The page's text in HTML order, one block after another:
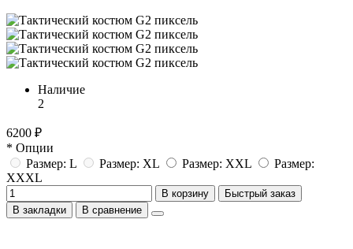
Наличие
2
6200 ₽
* Опции
Размер: L
Размер: XL Размер: XXL
Размер:
XXXL
В корзину
Быстрый заказ
В закладки
В сравнение